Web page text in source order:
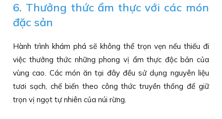
6. Thưởng thức ẩm thực với các món
đặc sản
Hành trình khám phá sẽ không thể trọn vẹn nếu thiếu đi
việc thưởng thức những phong vị ẩm thực độc bản của
vùng cao. Các món ăn tại đây đều sử dụng nguyên liệu
tươi sạch, chế biến theo công thức truyền thống để giữ
trọn vị ngọt tự nhiên của núi rừng.